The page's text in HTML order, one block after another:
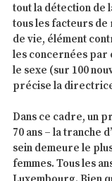
tout la détection de
tous les facteurs
de vie, élément
les concernées par
le sexe (sur 100
précise la
Dans ce cadre, un
70 ans – la tranche
sein demeure le
femmes. Tous les